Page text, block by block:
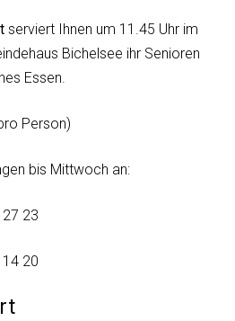
serviert Ihnen um 11.45 Uhr im
Bichelsee ihr Senioren
Essen.
Person)
bis Mittwoch an:
23
20